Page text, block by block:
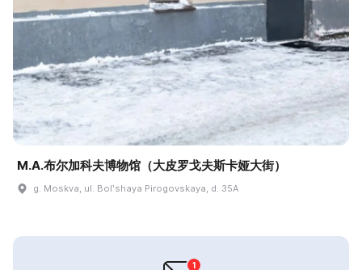
M.A.布尔加科夫博物馆（大皮罗戈夫斯卡娅大街）
g. Moskva, ul. Bolʹshaya Pirogovskaya, d. 35A